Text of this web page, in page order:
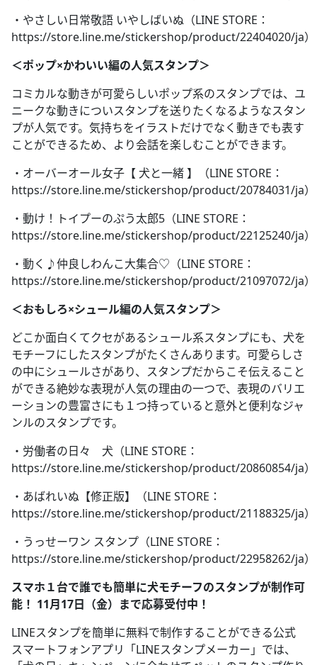
・やさしい日常敬語 いやしばいぬ（LINE STORE：
https://store.line.me/stickershop/product/22404020/ja）
＜ポップ×かわいい編の人気スタンプ＞
コミカルな動きが可愛らしいポップ系のスタンプでは、ユ
ニークな動きについスタンプを送りたくなるようなスタン
プが人気です。気持ちをイラストだけでなく動きでも表す
ことができるため、より会話を楽しむことができます。
・オーバーオール女子【 犬と一緒 】（LINE STORE：
https://store.line.me/stickershop/product/20784031/ja）
・動け！トイプーのぷう太郎5（LINE STORE：
https://store.line.me/stickershop/product/22125240/ja）
・動く♪仲良しわんこ大集合♡（LINE STORE：
https://store.line.me/stickershop/product/21097072/ja）
＜おもしろ×シュール編の人気スタンプ＞
どこか面白くてクセがあるシュール系スタンプにも、犬を
モチーフにしたスタンプがたくさんあります。可愛らしさ
の中にシュールさがあり、スタンプだからこそ伝えること
ができる絶妙な表現が人気の理由の一つで、表現のバリエ
ーションの豊富さにも１つ持っていると意外と便利なジャ
ンルのスタンプです。
・労働者の日々 犬（LINE STORE：
https://store.line.me/stickershop/product/20860854/ja）
・あばれいぬ【修正版】（LINE STORE：
https://store.line.me/stickershop/product/21188325/ja）
・うっせーワン スタンプ（LINE STORE：
https://store.line.me/stickershop/product/22958262/ja）
スマホ１台で誰でも簡単に犬モチーフのスタンプが制作可
能！ 11月17日（金）まで応募受付中！
LINEスタンプを簡単に無料で制作することができる公式
スマートフォンアプリ「LINEスタンプメーカー」では、